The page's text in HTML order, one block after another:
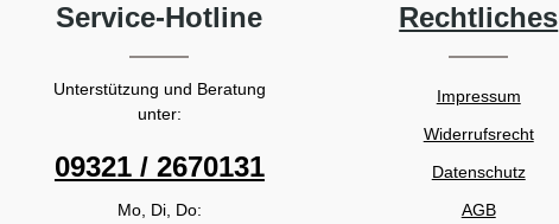
Service-Hotline
Unterstützung und Beratung
unter:
09321 / 2670131
Mo, Di, Do:
Rechtliches
Impressum
Widerrufsrecht
Datenschutz
AGB